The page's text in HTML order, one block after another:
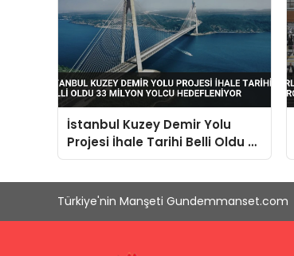
İstanbul Kuzey Demir Yolu
Projesi İhale Tarihi Belli Oldu 33
Milyon Yolcu Hedefleniyor
Türkiye'nin Manşeti Gundemmanset.com